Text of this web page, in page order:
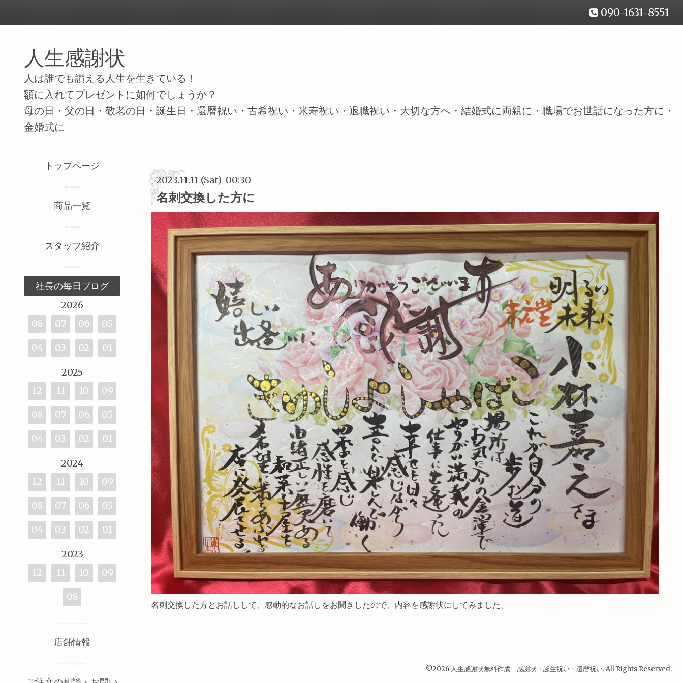
090-1631-8551
人生感謝状
人は誰でも讃える人生を生きている！
額に入れてプレゼントに如何でしょうか？
母の日・父の日・敬老の日・誕生日・還暦祝い・古希祝い・米寿祝い・退職祝い・大切な方へ・結婚式に両親に・職場でお世話になった方に・
金婚式に
2023.11.11 (Sat) 00:30
名刺交換した方に
名刺交換した方とお話しして、感動的なお話しをお聞きしたので、内容を感謝状にしてみました。
©2026 人生感謝状無料作成 感謝状・誕生祝い・還暦祝い. All Rights Reserved.
トップページ
商品一覧
スタッフ紹介
社長の毎日ブログ
2026
08
07 06 05
04 03 02 01
2025
12
11 10 09
08 07 06 05
04 03 02 01
2024
12
11 10 09
08 07 06 05
04 03 02 01
2023
12
11 10 09
08
店舗情報